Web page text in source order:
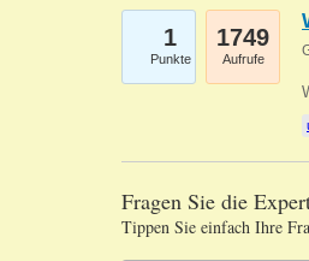
1
Punkte
1749
Aufrufe
Fragen Sie die
Tippen Sie einfach Ihre